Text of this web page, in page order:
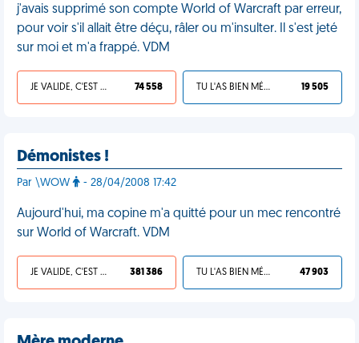
j'avais supprimé son compte World of Warcraft par erreur,
pour voir s'il allait être déçu, râler ou m'insulter. Il s'est jeté
sur moi et m'a frappé. VDM
JE VALIDE, C'EST UNE VDM 74 558 TU L'AS BIEN MÉRITÉ 19 505
Démonistes !
Par \WOW - 28/04/2008 17:42
Aujourd'hui, ma copine m'a quitté pour un mec rencontré
sur World of Warcraft. VDM
JE VALIDE, C'EST UNE VDM 381 386 TU L'AS BIEN MÉRITÉ 47 903